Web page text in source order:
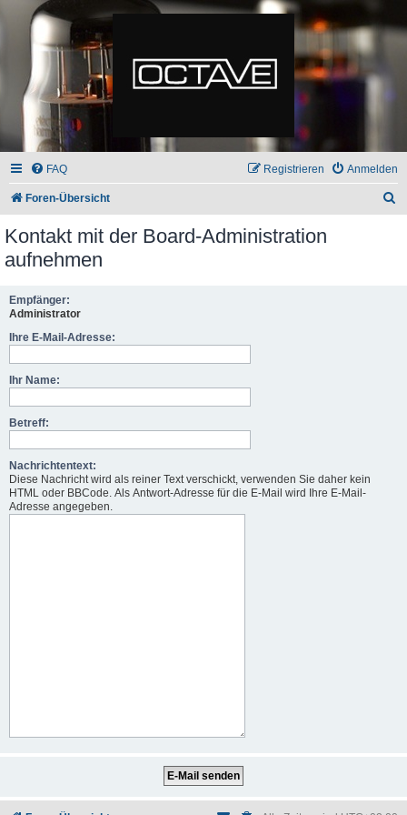
FAQ Anmelden
Registrieren
Foren-Übersicht
Kontakt mit der Board-Administration
aufnehmen
Empfänger:
Administrator
Ihre E-Mail-Adresse:
Ihr Name:
Betreff:
Nachrichtentext:
Diese Nachricht wird als reiner Text verschickt, verwenden Sie daher kein
HTML oder BBCode. Als Antwort-Adresse für die E-Mail wird Ihre E-Mail-
Adresse angegeben.